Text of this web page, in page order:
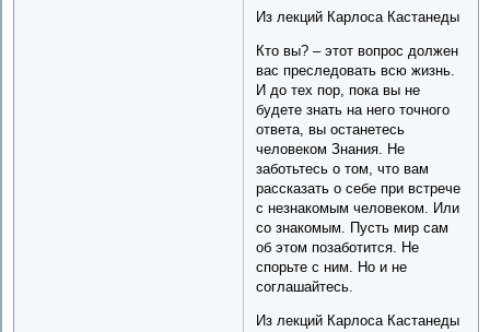
Из лекций Карлоса Кастанеды
Кто вы? – этот вопрос должен
вас преследовать всю жизнь.
И до тех пор, пока вы не
будете знать на него точного
ответа, вы останетесь
человеком Знания. Не
заботьтесь о том, что вам
рассказать о себе при встрече
с незнакомым человеком. Или
со знакомым. Пусть мир сам
об этом позаботится. Не
спорьте с ним. Но и не
соглашайтесь.
Из лекций Карлоса Кастанеды